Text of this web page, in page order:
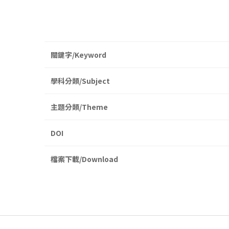
關鍵字/Keyword
學科分類/Subject
主題分類/Theme
DOI
檔案下載/Download